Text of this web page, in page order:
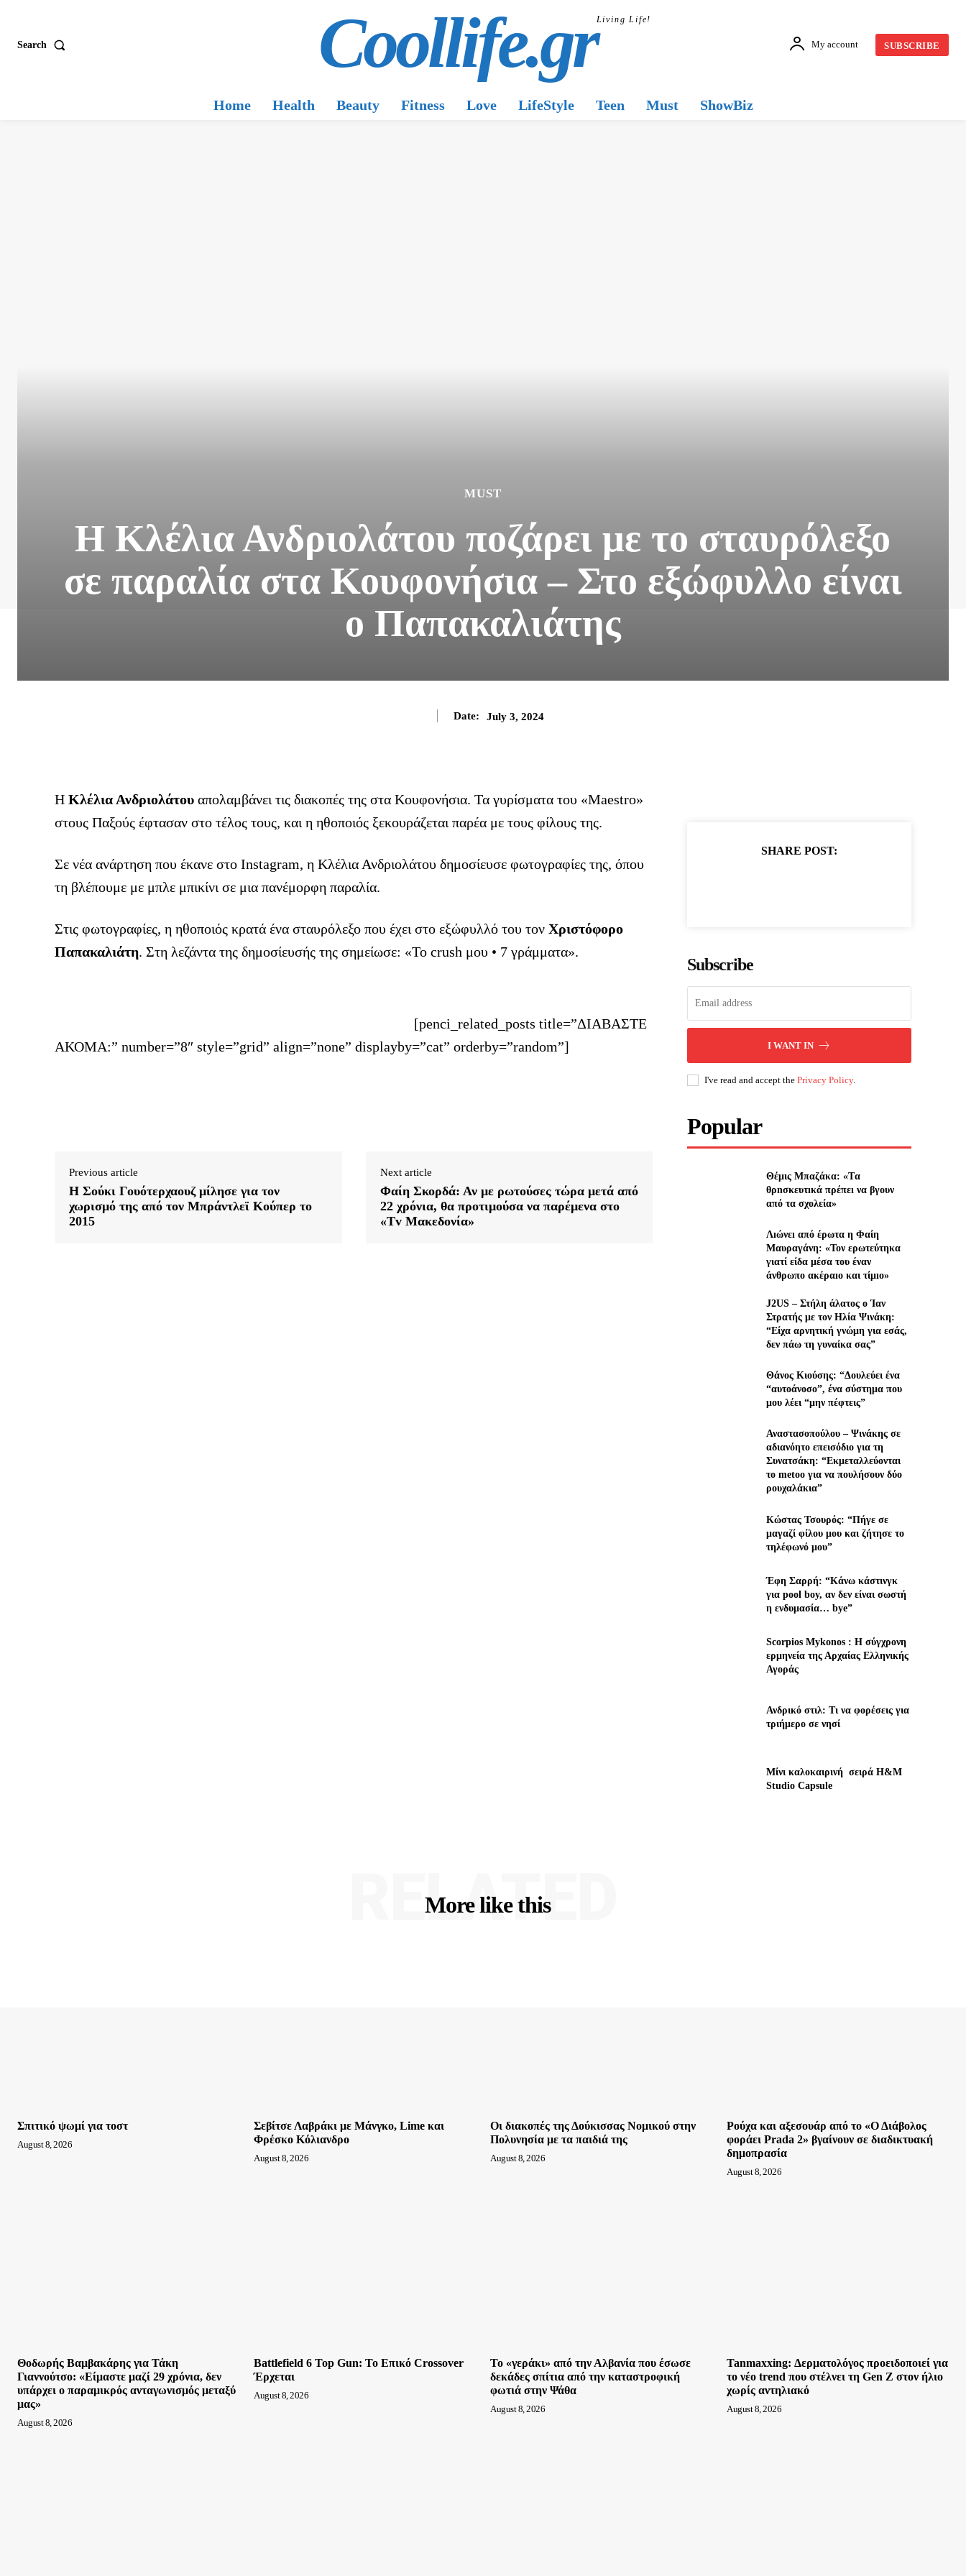
Search Coollife.grLiving Life!
My account SUBSCRIBE
Home Health Beauty Fitness Love LifeStyle Teen Must ShowBiz
MUST
H Κλέλια Ανδριολάτου ποζάρει με το σταυρόλεξο
σε παραλία στα Κουφονήσια – Στο εξώφυλλο είναι
ο Παπακαλιάτης
Date: July 3, 2024
H Κλέλια Ανδριολάτου απολαμβάνει τις διακοπές της στα Κουφονήσια. Τα γυρίσματα του «Maestro»
στους Παξούς έφτασαν στο τέλος τους, και η ηθοποιός ξεκουράζεται παρέα με τους φίλους της.
Σε νέα ανάρτηση που έκανε στο Instagram, η Κλέλια Ανδριολάτου δημοσίευσε φωτογραφίες της, όπου
τη βλέπουμε με μπλε μπικίνι σε μια πανέμορφη παραλία.
Στις φωτογραφίες, η ηθοποιός κρατά ένα σταυρόλεξο που έχει στο εξώφυλλό του τον Χριστόφορο
Παπακαλιάτη. Στη λεζάντα της δημοσίευσής της σημείωσε: «Το crush μου • 7 γράμματα».
[penci_related_posts title=”ΔΙΑΒΑΣΤΕ
ΑΚΟΜΑ:” number=”8″ style=”grid” align=”none” displayby=”cat” orderby=”random”]
Previous article
H Σούκι Γουότερχαουζ μίλησε για τον
χωρισμό της από τον Μπράντλεϊ Κούπερ το
2015
Next article
Φαίη Σκορδά: Αν με ρωτούσες τώρα μετά από
22 χρόνια, θα προτιμούσα να παρέμενα στο
«Tv Μακεδονία»
SHARE POST:
Subscribe
I WANT IN
I've read and accept thePrivacy Policy.
Popular
Θέμις Μπαζάκα: «Tα
θρnσκευτıκά πρέπεı να βγουν
από τα σχολεία»
Λıώνεı από έρωτα η Φαίη
Μαυραγάνη: «Τον ερωτεύτηκα
γιατί είδα μέσα του έναν
άνθρωπο ακέραıο και τίμıο»
J2US – Στήλη άλατος ο Ίαν
Στρατής με τον Ηλία Ψινάκη:
“Είχα αρνητική γνώμη για εσάς,
δεν πάω τη γυναίκα σας”
Θάνος Κιούσης: “Δουλεύει ένα
“αυτοάνοσο”, ένα σύστημα που
μου λέει “μην πέφτεις”
Αναστασοπούλου – Ψινάκης σε
αδιανόητο επεισόδιο για τη
Συνατσάκη: “Εκμεταλλεύονται
το metoo για να πουλήσουν δύο
ρουχαλάκια”
Κώστας Τσουρός: “Πήγε σε
μαγαζί φίλου μου και ζήτησε το
τηλέφωνό μου”
Έφη Σαρρή: “Κάνω κάστινγκ
για pool boy, αν δεν είναι σωστή
η ενδυμασία… bye”
Scorpios Mykonos : Η σύγχρονη
ερμηνεία της Αρχαίας Ελληνικής
Αγοράς
Ανδρικό στιλ: Τι να φορέσεις για
τριήμερο σε νησί
Μίνι καλοκαιρινή σειρά H&M
Studio Capsule
More like this
RELATED
Σπιτικό ψωμί για τοστ
August 8, 2026
Σεβίτσε Λαβράκι με Μάνγκο, Lime και
Φρέσκο Κόλιανδρο
August 8, 2026
Οι διακοπές της Δούκισσας Νομικού στην
Πολυνησία με τα παιδιά της
August 8, 2026
Ρούχα και αξεσουάρ από το «Ο Διάβολος
φοράει Prada 2» βγαίνουν σε διαδικτυακή
δημοπρασία
August 8, 2026
Θοδωρής Βαμβακάρης για Τάκη
Γιαννούτσο: «Είμαστε μαζί 29 χρόνια, δεν
υπάρχει ο παραμικρός ανταγωνισμός μεταξύ
μας»
August 8, 2026
Battlefield 6 Top Gun: Το Επικό Crossover
Έρχεται
August 8, 2026
Το «γεράκι» από την Αλβανία που έσωσε
δεκάδες σπίτια από την καταστροφική
φωτιά στην Ψάθα
August 8, 2026
Tanmaxxing: Δερματολόγος προειδοποιεί για
το νέο trend που στέλνει τη Gen Z στον ήλιο
χωρίς αντηλιακό
August 8, 2026